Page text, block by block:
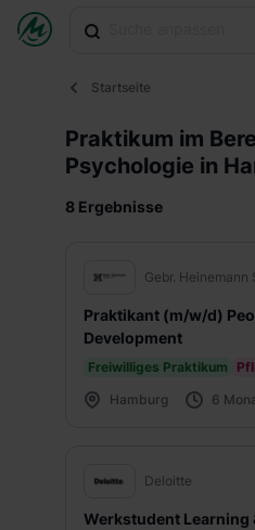
Startseite
Praktikum im
Psychologie in
8 Ergebnisse
Gebr. Heinemann
Praktikant (m/w/d)
Development
Freiwilliges Praktikum
Hamburg
6
Deloitte
Werkstudent Learning